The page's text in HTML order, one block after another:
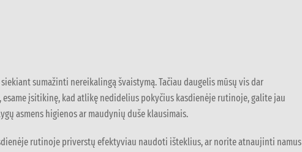
sumažinti nereikalingą švaistymą. Tačiau daugelis mūsų vis dar
esame įsitikinę, kad atlikę nedidelius pokyčius kasdienėje rutinoje, galite jau
asmens higienos ar maudynių duše klausimais.
rutinoje priverstų efektyviau naudoti išteklius, ar norite atnaujinti namus